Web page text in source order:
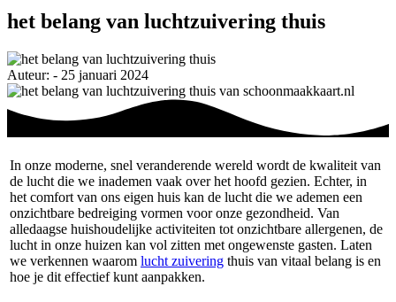
het belang van luchtzuivering thuis
Auteur: - 25 januari 2024
In onze moderne, snel veranderende wereld wordt de kwaliteit van
de lucht die we inademen vaak over het hoofd gezien. Echter, in
het comfort van ons eigen huis kan de lucht die we ademen een
onzichtbare bedreiging vormen voor onze gezondheid. Van
alledaagse huishoudelijke activiteiten tot onzichtbare allergenen, de
lucht in onze huizen kan vol zitten met ongewenste gasten. Laten
we verkennen waarom lucht zuivering thuis van vitaal belang is en
hoe je dit effectief kunt aanpakken.